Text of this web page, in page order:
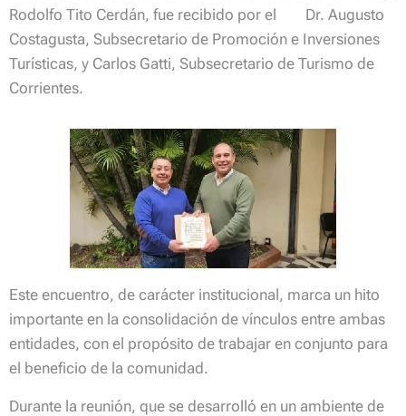
Rodolfo Tito Cerdán, fue recibido por el Dr. Augusto
Costagusta, Subsecretario de Promoción e Inversiones
Turísticas, y Carlos Gatti, Subsecretario de Turismo de
Corrientes.
Este encuentro, de carácter institucional, marca un hito
importante en la consolidación de vínculos entre ambas
entidades, con el propósito de trabajar en conjunto para
el beneficio de la comunidad.
Durante la reunión, que se desarrolló en un ambiente de